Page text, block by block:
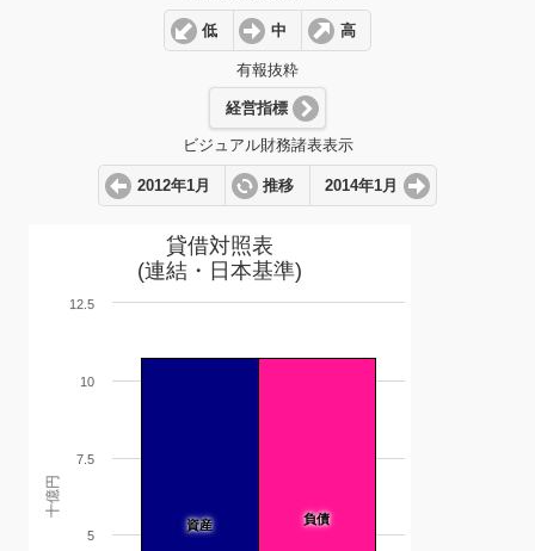
低 中 高
有報抜粋
経営指標
ビジュアル財務諸表表示
2012年1月 推移 2014年1月
十億円
貸借対照表
(連結・日本基準)
資産 負債
5
7.5
10
12.5